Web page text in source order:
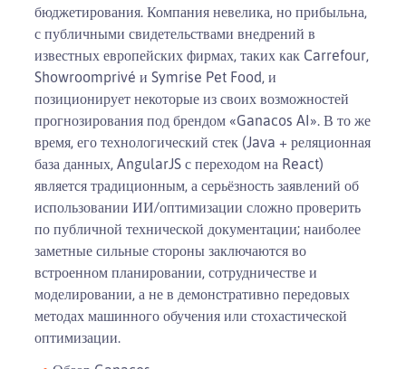
бюджетирования. Компания невелика, но прибыльна,
с публичными свидетельствами внедрений в
известных европейских фирмах, таких как Carrefour,
Showroomprivé и Symrise Pet Food, и
позиционирует некоторые из своих возможностей
прогнозирования под брендом «Ganacos AI». В то же
время, его технологический стек (Java + реляционная
база данных, AngularJS с переходом на React)
является традиционным, а серьёзность заявлений об
использовании ИИ/оптимизации сложно проверить
по публичной технической документации; наиболее
заметные сильные стороны заключаются во
встроенном планировании, сотрудничестве и
моделировании, а не в демонстративно передовых
методах машинного обучения или стохастической
оптимизации.